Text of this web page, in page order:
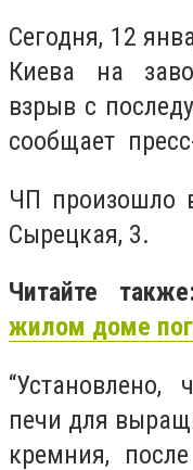
Сегодня, 12
Киева на
взрыв с
сообщает
ЧП произошло
Сырецкая, 3.
Читайте
жилом доме
печи для
кремния,